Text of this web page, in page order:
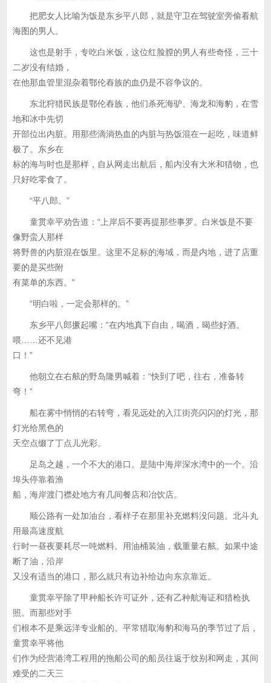
把肥女人比喻为饭是东乡平八郎，就是守卫在驾驶室旁偷看航
海图的男人。
这也是射手，专吃白米饭，这位红脸膛的男人有些奇怪，三十
二岁没有结婚，
在他那血管里混杂着鄂伦舂族的血仍是不容争议的。
东北狩猎民族是鄂伦舂族，他们杀死海驴、海龙和海豹，在雪
地和冰中先切
开部位出内脏。用那些滴淌热血的内脏与热饭混在一起吃，味道鲜
极了。东乡在
标的海与时也是那样，自从网走出航后，船内没有大米和猎物，也
只好吃零食了。
“平八郎。”
童贯幸平劝告道：“上岸后不要再提那些事罗。白米饭是不要
像野蛮人那样
将野兽的内脏混在饭里。这里不足标的海域，而是内地，进了店重
要的是买些附
有菜单的东西。”
“明白啦，一定会那样的。”
东乡平八郎撅起嘴：“在内地真下自由，喝酒，暍些好酒。
喂……还不见港
口！”
他朝立在右舷的野岛隆男喊着：“快到了吧，往右，准备转
弯！”
船在雾中悄悄的右转弯，看见远处的入江街亮闪闪的灯光，那
灯光给黑色的
天空点缀了丁点儿光彩。
足岛之越，一个不大的港口。是陆中海岸深水湾中的一个。沿
埠头停靠着渔
船，海岸渡门襟处地方有几间餐店和冶饮店。
顺公路有一处加油台，看样子在那里补充燃料没问题。北斗丸
用最高速度航
行时一昼夜要耗尽一吨燃料。用油桶装油，载重量右舷。如果中途
断了油，沿岸
又没有适当的港口，那么就只有边补给边向东京靠近。
童贯幸平除了甲种船长许可证外，还有乙种航海证和猎枪执
照。而那些对手
们根本不是乘远洋专业船的。平常猎取海豹和海马的季节过了后，
童贯幸平将他
们作为经营港湾工程用的拖船公司的船员往返于纹别和网走，其间
难受的二天三